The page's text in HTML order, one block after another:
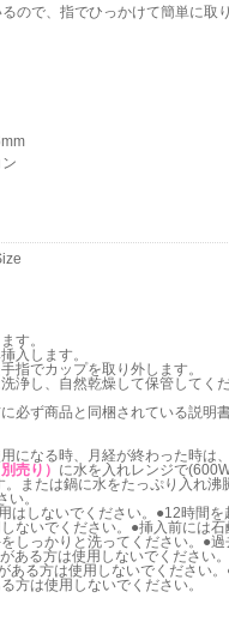
ので、指でひっかけて簡単に取
す。
入します。
指でカップを取り外します。
浄し、自然乾燥して保管してく
必ず商品と同梱されている説明
になる時、月経が終わった時は
売り） に水を入れレンジで
または鍋に水をたっぷり入れ沸
。
はしないでください。●12時間を
ないでください。●挿入前には石
しっかりと洗ってください。●過
ある方は使用しないでください
ある方は使用しないでください。
方は使用しないでください。